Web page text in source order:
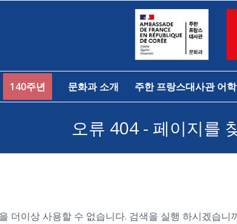
140주년 문화과 소개 주한 프랑스대사관 어
오류 404 - 페이지를
더이상 사용할 수 없습니다. 검색을 실행 하시겠습니